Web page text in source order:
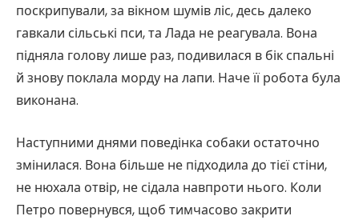
поскрипували, за вікном шумів ліс, десь далеко
гавкали сільські пси, та Лада не реагувала. Вона
підняла голову лише раз, подивилася в бік спальні
й знову поклала морду на лапи. Наче її робота була
виконана.
Наступними днями поведінка собаки остаточно
змінилася. Вона більше не підходила до тієї стіни,
не нюхала отвір, не сідала навпроти нього. Коли
Петро повернувся, щоб тимчасово закрити